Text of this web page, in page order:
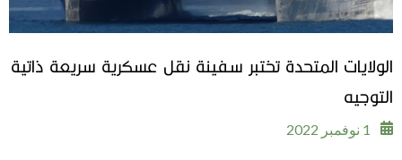
الولايات المتحدة تختبر سفينة نقل عسكرية سريعة ذاتية
التوجيه
1 نوفمبر 2022